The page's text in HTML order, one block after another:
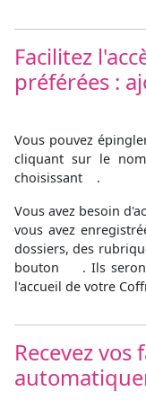
Facilitez
préférées :
Vous pouvez
cliquant sur le
choisissant
.
Vous avez besoin
vous avez
dossiers, des
bouton
. Ils
l'accueil de votre
Recevez vos